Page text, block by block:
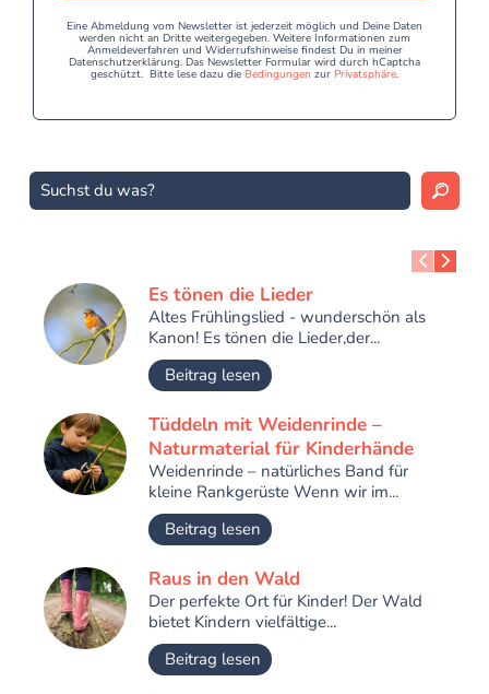
Eine Abmeldung vom Newsletter ist jederzeit möglich und Deine Daten
werden nicht an Dritte weitergegeben. Weitere Informationen zum
Anmeldeverfahren und Widerrufshinweise findest Du in meiner
Datenschutzerklärung. Das Newsletter Formular wird durch hCaptcha
geschützt. Bitte lese dazu die Bedingungen zur Privatsphäre.
Es tönen die Lieder
Altes Frühlingslied - wunderschön als
Kanon! Es tönen die Lieder,der...
Beitrag lesen
Tüddeln mit Weidenrinde –
Naturmaterial für Kinderhände
Weidenrinde – natürliches Band für
kleine Rankgerüste Wenn wir im...
Beitrag lesen
Raus in den Wald
Der perfekte Ort für Kinder! Der Wald
bietet Kindern vielfältige...
Beitrag lesen